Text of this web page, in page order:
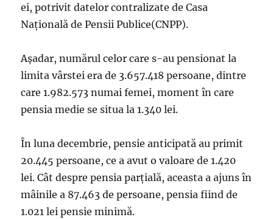
ei, potrivit datelor contralizate de Casa
Națională de Pensii Publice(CNPP).
Așadar, numărul celor care s-au pensionat la
limita vârstei era de 3.657.418 persoane, dintre
care 1.982.573 numai femei, moment în care
pensia medie se situa la 1.340 lei.
În luna decembrie, pensie anticipată au primit
20.445 persoane, ce a avut o valoare de 1.420
lei. Cât despre pensia parțială, aceasta a ajuns în
mâinile a 87.463 de persoane, pensia fiind de
1.021 lei pensie minimă.